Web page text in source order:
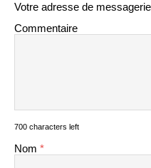
Votre adresse de
Commentaire
700 characters left
Nom *